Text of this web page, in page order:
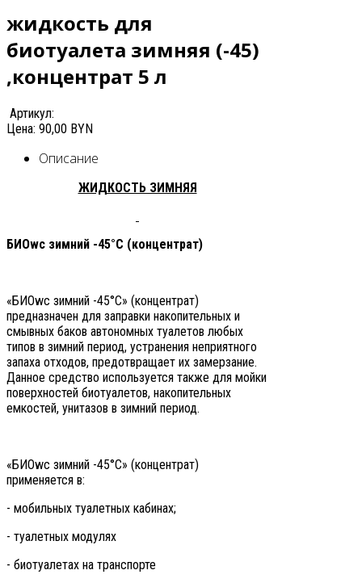
жидкость для
биотуалета зимняя (-45)
,концентрат 5 л
Артикул:
Цена: 90,00 BYN
Описание
ЖИДКОСТЬ ЗИМНЯЯ
БИОwc зимний -45°С (концентрат)
«БИОwc зимний -45°С» (концентрат)
предназначен для заправки накопительных и
смывных баков автономных туалетов любых
типов в зимний период, устранения неприятного
запаха отходов, предотвращает их замерзание.
Данное средство используется также для мойки
поверхностей биотуалетов, накопительных
емкостей, унитазов в зимний период.
«БИОwc зимний -45°С» (концентрат)
применяется в:
- мобильных туалетных кабинах;
- туалетных модулях
- биотуалетах на транспорте